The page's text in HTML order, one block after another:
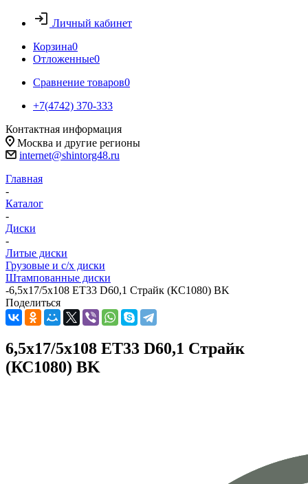
Личный кабинет
Корзина0
Отложенные0
Сравнение товаров0
+7(4742) 370-333
Контактная информация
Москва и другие регионы
internet@shintorg48.ru
Главная
-
Каталог
-
Диски
-
Литые диски
Грузовые и с/х диски
Штампованные диски
-6,5x17/5x108 ET33 D60,1 Страйк (КС1080) BK
Поделиться
6,5x17/5x108 ET33 D60,1 Страйк
(КС1080) BK